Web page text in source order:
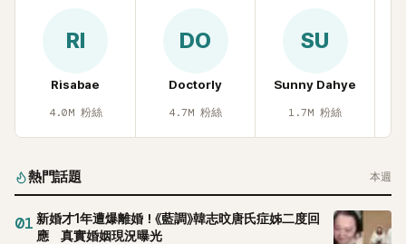
RI
Risabae
4.0M 粉絲
DO
Doctorly
4.7M 粉絲
SU
Sunny Dahye
1.7M 粉絲
熱門話題 本週
01 新婚才1年遭爆離婚！《藍調》韓志旼唐氏症姊二度回
應 真實婚姻現況曝光